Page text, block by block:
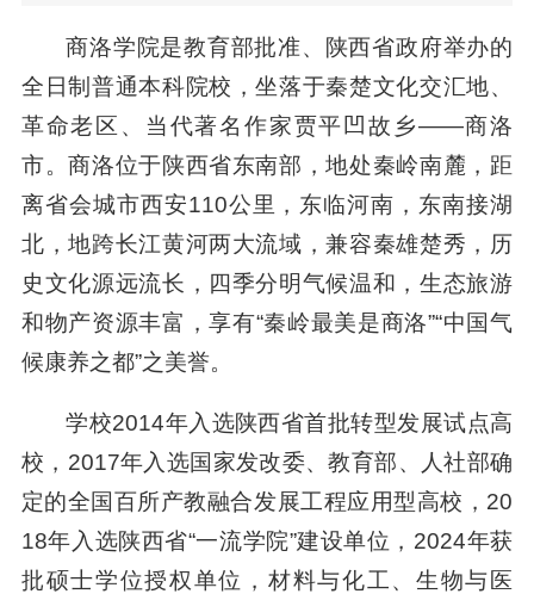
商洛学院是教育部批准、陕西省政府举办的
全日制普通本科院校，坐落于秦楚文化交汇地、
革命老区、当代著名作家贾平凹故乡——商洛
市。商洛位于陕西省东南部，地处秦岭南麓，距
离省会城市西安110公里，东临河南，东南接湖
北，地跨长江黄河两大流域，兼容秦雄楚秀，历
史文化源远流长，四季分明气候温和，生态旅游
和物产资源丰富，享有“秦岭最美是商洛”“中国气
候康养之都”之美誉。
学校2014年入选陕西省首批转型发展试点高
校，2017年入选国家发改委、教育部、人社部确
定的全国百所产教融合发展工程应用型高校，20
18年入选陕西省“一流学院”建设单位，2024年获
批硕士学位授权单位，材料与化工、生物与医